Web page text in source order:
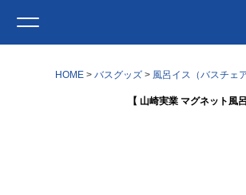
HOME バスグッズ 風呂イス（バスチェア
【 山崎実業 マグネット風